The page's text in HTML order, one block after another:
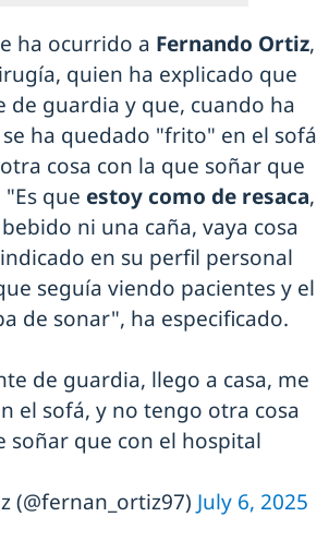
ha ocurrido a Fernando Ortiz,
quien ha explicado que
de guardia y que, cuando ha
ha quedado "frito" en el sofá
cosa con la que soñar que
que estoy como de resaca,
ni una caña, vaya cosa
en su perfil personal
seguía viendo pacientes y el
de sonar", ha especificado.
de guardia, llego a casa, me
el sofá, y no tengo otra cosa
soñar que con el hospital
(@fernan_ortiz97) July 6, 2025